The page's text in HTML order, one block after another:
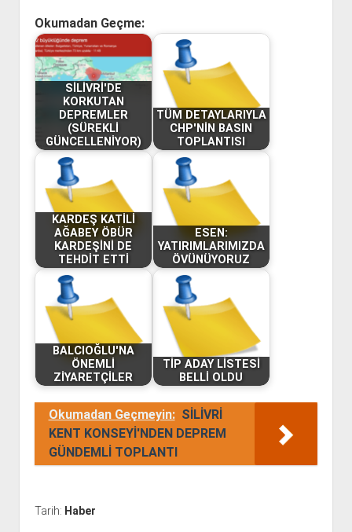
Okumadan Geçme:
SİLİVRİ'DE
KORKUTAN
DEPREMLER
(SÜREKLİ
GÜNCELLENİYOR)
TÜM DETAYLARIYLA
CHP'NİN BASIN
TOPLANTISI
KARDEŞ KATİLİ
AĞABEY ÖBÜR
KARDEŞİNİ DE
TEHDİT ETTİ
ESEN:
YATIRIMLARIMIZDA
ÖVÜNÜYORUZ
BALCIOĞLU'NA
ÖNEMLİ
ZİYARETÇİLER
TİP ADAY LİSTESİ
BELLİ OLDU
Okumadan Geçmeyin: SİLİVRİ
KENT KONSEYİ'NDEN DEPREM
GÜNDEMLİ TOPLANTI
Tarih: Haber